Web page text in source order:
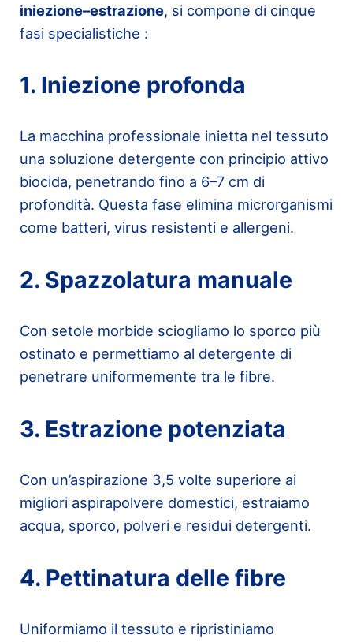
iniezione–estrazione, si compone di cinque
fasi specialistiche :
1. Iniezione profonda
La macchina professionale inietta nel tessuto
una soluzione detergente con principio attivo
biocida, penetrando fino a 6–7 cm di
profondità. Questa fase elimina microrganismi
come batteri, virus resistenti e allergeni.
2. Spazzolatura manuale
Con setole morbide sciogliamo lo sporco più
ostinato e permettiamo al detergente di
penetrare uniformemente tra le fibre.
3. Estrazione potenziata
Con un’aspirazione 3,5 volte superiore ai
migliori aspirapolvere domestici, estraiamo
acqua, sporco, polveri e residui detergenti.
4. Pettinatura delle fibre
Uniformiamo il tessuto e ripristiniamo